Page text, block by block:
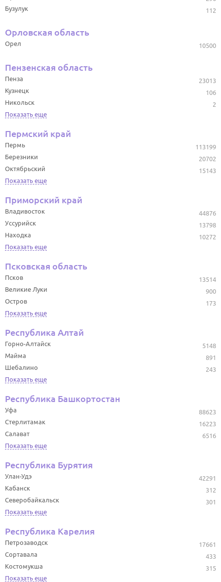
112
Бузулук
Орловская область
10500
Орел
Пензенская область
23013
Пенза
106
Кузнецк
2
Никольск
Показать еще
Пермский край
113199
Пермь
20702
Березники
15143
Октябрьский
Показать еще
Приморский край
44876
Владивосток
13798
Уссурийск
10272
Находка
Показать еще
Псковская область
13514
Псков
900
Великие Луки
173
Остров
Показать еще
Республика Алтай
5148
Горно-Алтайск
891
Майма
243
Шебалино
Показать еще
Республика Башкортостан
88623
Уфа
16223
Стерлитамак
6516
Салават
Показать еще
Республика Бурятия
42291
Улан-Удэ
312
Кабанск
301
Северобайкальск
Показать еще
Республика Карелия
17661
Петрозаводск
433
Сортавала
315
Костомукша
Показать еще